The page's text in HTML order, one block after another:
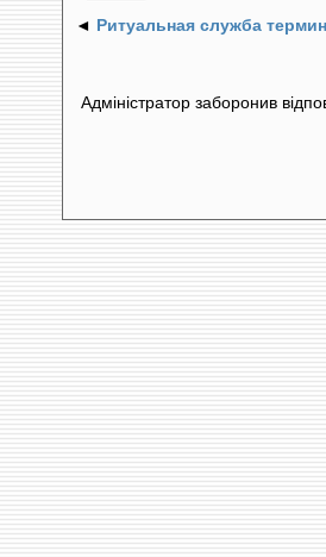
◄ Ритуальная служба
Адміністратор заборонив